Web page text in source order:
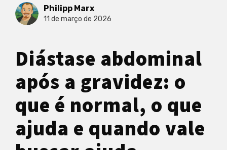
Philipp Marx
11 de março de 2026
Diástase abdominal
após a gravidez: o
que é normal, o que
ajuda e quando vale